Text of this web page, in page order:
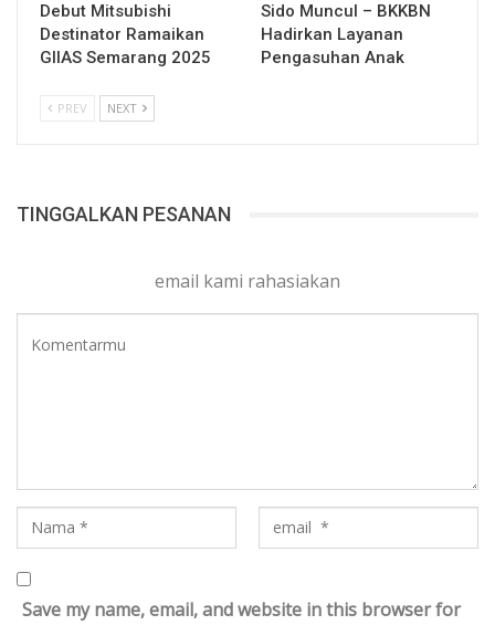
Debut Mitsubishi
Destinator Ramaikan
GIIAS Semarang 2025
Sido Muncul – BKKBN
Hadirkan Layanan
Pengasuhan Anak
PREV NEXT
TINGGALKAN PESANAN
email kami rahasiakan
Save my name, email, and website in this browser for